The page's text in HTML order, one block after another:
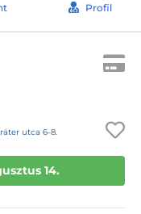
Profil
utca 6-8.
14.